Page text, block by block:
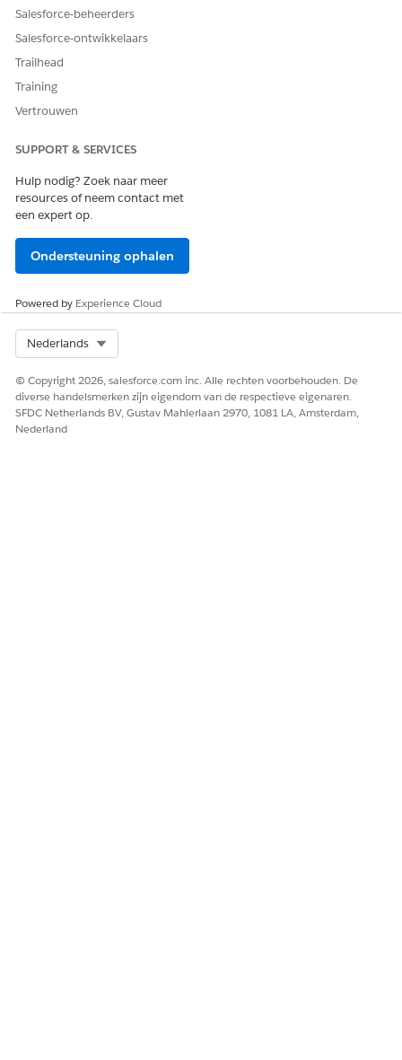
komt de CMDB-agentsjabloon beschikbaar in uw
Salesforce-beheerders
Salesforce-ontwikkelaars
Trailhead
Training
Vertrouwen
SUPPORT & SERVICES
Hulp nodig? Zoek naar meer
resources of neem contact met
een expert op.
Ondersteuning ophalen
Powered by Experience Cloud
Nederlands
© Copyright 2026, salesforce.com inc. Alle rechten voorbehouden. De
diverse handelsmerken zijn eigendom van de respectieve eigenaren.
SFDC Netherlands BV, Gustav Mahlerlaan 2970, 1081 LA, Amsterdam,
Nederland